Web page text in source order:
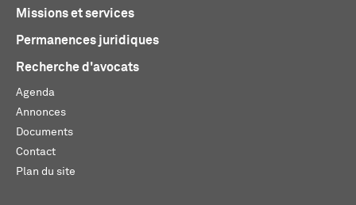
Missions et services
Permanences juridiques
Recherche d'avocats
Agenda
Annonces
Documents
Contact
Plan du site